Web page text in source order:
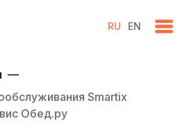
RU EN
—
Smartix
Обед.ру